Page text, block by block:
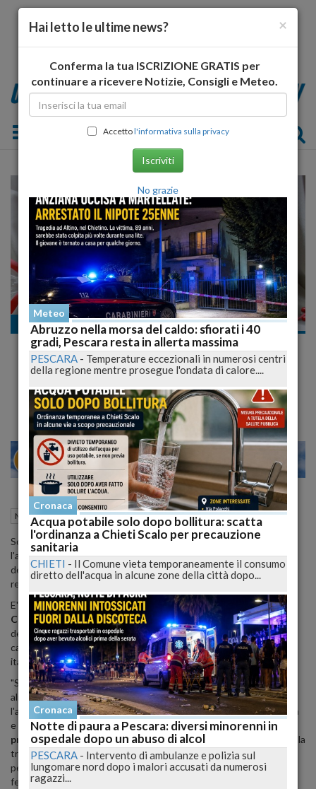
Toggle navigation
Nazionali
Natale: Coldiretti, sotto l'albero 5,5 milioni
di cesti gastronomici
28 30 VENEZIA
Nazionali 19 Dicembre 2012 12:06
Sono oltre 5,5 milioni gli italiani che sognano di trovare sotto
l'albero il tradizionale cesto natalizio con i prodotti
dell'enogastronomia, che cresce nei consensi e si afferma come il
regalo meno riciclato nel tempo della crisi.
E' quanto emerge dallapresentazione dell'analisi della
Coldiretti/Swg "Il Natale sulle tavole degli italiani"nel corso
della quale e' stata allestita la piu' vasta esposizione dei
caratteristici cesti di prodotti tipici di Natale delle diverse regioni
italiane per tutte le tasche.
"Si tratta di una occasione per conoscere meglio le specialita'
alimentari del proprio territorio che consente peraltro di ripetere
l'acquisto anche al di fuori del periodo natalizio grazie alla vicinanza
e all'identificazione delle realta' produttive coinvolte", afferma
presidente della Coldiretti Sergio Marini nel sottolineare che "la
tracciabilita' dei prodotti con l'etichettatura e' anche una garanzia
per difendersi dalle truffe che si moltiplicano con l'arrivo delle
feste".
×
Hai letto le ultime news?
Conferma la tua ISCRIZIONE GRATIS per
continuare a ricevere Notizie, Consigli e Meteo.
Accettol'informativa sulla privacy
Iscriviti
No grazie
Meteo
Abruzzo nella morsa del caldo: sfiorati i 40
gradi, Pescara resta in allerta massima
PESCARA - Temperature eccezionali in numerosi centri
della regione mentre prosegue l'ondata di calore....
Cronaca
Acqua potabile solo dopo bollitura: scatta
l'ordinanza a Chieti Scalo per precauzione
sanitaria
CHIETI - Il Comune vieta temporaneamente il consumo
diretto dell'acqua in alcune zone della città dopo...
Cronaca
Notte di paura a Pescara: diversi minorenni in
ospedale dopo un abuso di alcol
PESCARA - Intervento di ambulanze e polizia sul
lungomare nord dopo i malori accusati da numerosi
ragazzi...